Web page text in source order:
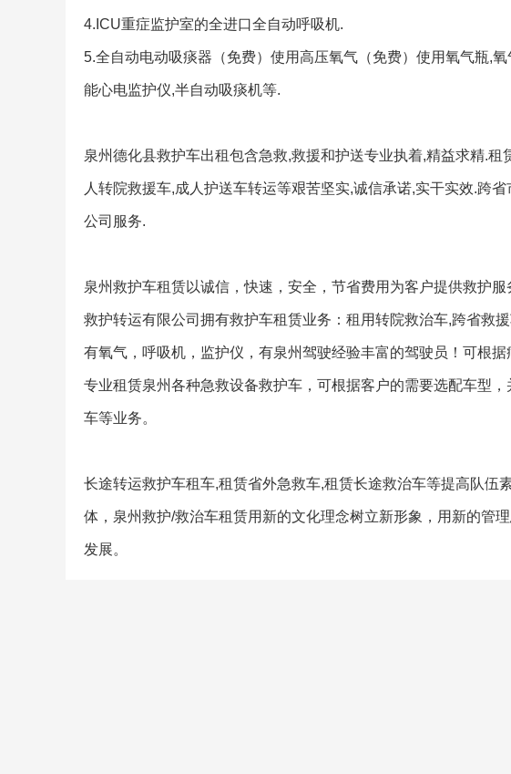
4.ICU重症监护室的全进口全自动呼吸机.
5.全自动电动吸痰器（免费）使用高压氧气（免费）使用氧气瓶,
能心电监护仪,半自动吸痰机等.
泉州德化县救护车出租包含急救,救援和护送专业执着,精益求精.
人转院救援车,成人护送车转运等艰苦坚实,诚信承诺,实干实效.跨
公司服务.
泉州救护车租赁以诚信，快速，安全，节省费用为客户提供救护
救护转运有限公司拥有救护车租赁业务：租用转院救治车,跨省救
有氧气，呼吸机，监护仪，有泉州驾驶经验丰富的驾驶员！可根
专业租赁泉州各种急救设备救护车，可根据客户的需要选配车型
车等业务。
长途转运救护车租车,租赁省外急救车,租赁长途救治车等提高队伍
体，泉州救护/救治车租赁用新的文化理念树立新形象，用新的管
发展。